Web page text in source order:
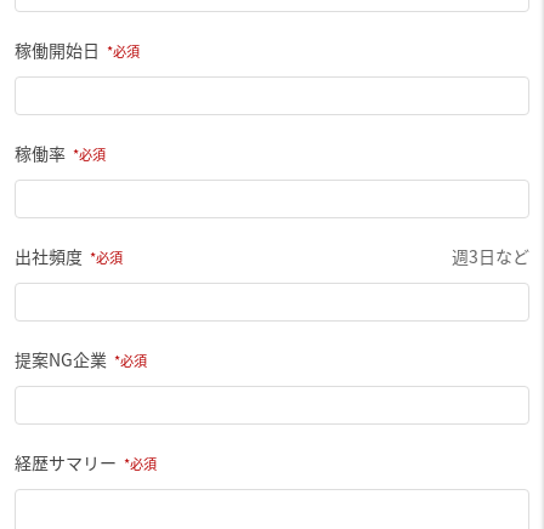
稼働開始日
稼働率
出社頻度 週3日など
提案NG企業
経歴サマリー